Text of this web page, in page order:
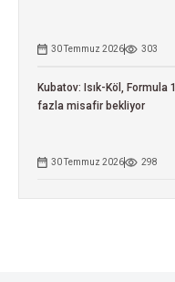
30 Temmuz 2026 303
Kubatov: Isık-Köl, Formula
fazla misafir bekliyor
30 Temmuz 2026 298